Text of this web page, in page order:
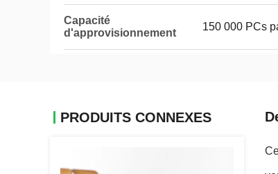
Capacité
d'approvisionnement
150 000 PCs
PRODUITS CONNEXES